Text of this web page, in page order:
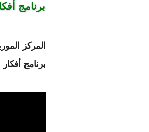
برنامج
المركز
برنامج